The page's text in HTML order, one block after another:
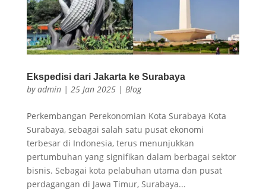
Ekspedisi dari Jakarta ke Surabaya
byadmin| 25 Jan 2025| Blog
Perkembangan Perekonomian Kota Surabaya Kota
Surabaya, sebagai salah satu pusat ekonomi
terbesar di Indonesia, terus menunjukkan
pertumbuhan yang signifikan dalam berbagai sektor
bisnis. Sebagai kota pelabuhan utama dan pusat
perdagangan di Jawa Timur, Surabaya...